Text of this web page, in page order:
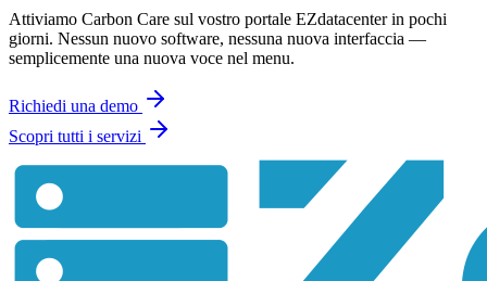
Attiviamo Carbon Care sul vostro portale EZdatacenter in pochi
giorni. Nessun nuovo software, nessuna nuova interfaccia —
semplicemente una nuova voce nel menu.
Richiedi una demo
Scopri tutti i servizi